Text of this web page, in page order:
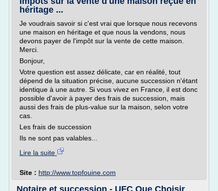
héritage ...
Je voudrais savoir si c'est vrai que lorsque nous recevons
une maison en héritage et que nous la vendons, nous
devons payer de l'impôt sur la vente de cette maison.
Merci.
Bonjour,
Votre question est assez délicate, car en réalité, tout
dépend de la situation précise, aucune succession n'étant
identique à une autre. Si vous vivez en France, il est donc
possible d'avoir à payer des frais de succession, mais
aussi des frais de plus-value sur la maison, selon votre
cas.
Les frais de succession
Ils ne sont pas valables...
Lire la suite
Site : http://www.topfouine.com
Notaire et succession - UFC Que Choisir